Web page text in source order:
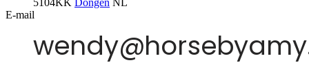
5104KK Dongen NL
E-mail